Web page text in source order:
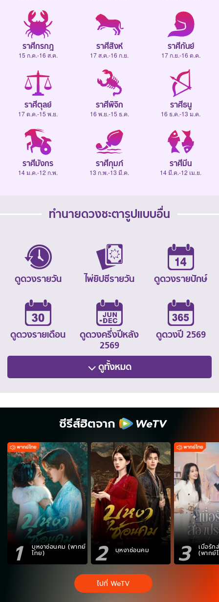
ราศีกรกฎ
15 ก.ค.-16 ส.ค.
ราศีสิงห์
17 ส.ค.-16 ก.ย.
ราศีกันย์
17 ก.ย.-16 ต.ค.
ราศีตุลย์
17 ต.ค.-15 พ.ย.
ราศีพิจิก
16 พ.ย.-15 ธ.ค.
ราศีธนู
16 ธ.ค.-13 ม.ค.
ราศีมังกร
14 ม.ค.-12 ก.พ.
ราศีกุมภ์
13 ก.พ.-13 มี.ค.
ราศีมีน
14 มี.ค.-12 เม.ย.
ทำนายดวงชะตารูปแบบอื่น
ดูดวงรายวัน ไพ่ยิปซีรายวัน ดูดวงรายปักษ์
ดูดวงรายเดือน
ดูดวงครึ่งปีหลัง
2569
ดูดวงปี 2569
ดูทั้งหมด
ซีรีส์ฮิตจาก
1 บุหงาซ่อนคม (พากย์
ไทย) 2 บุหงาซ่อนคม 3 เมื่อรัก
(พากย์
ไปที่ WeTV